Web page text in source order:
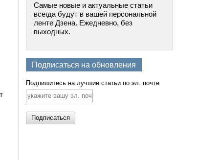
Самые новые и актуальные статьи
всегда будут в вашей персональной
ленте Дзена. Ежедневно, без
выходных.
Подписаться на обновления
Подпишитесь на лучшие статьи по эл. почте